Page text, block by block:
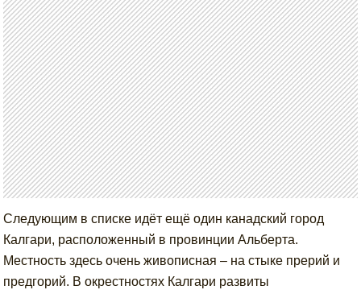
Следующим в списке идёт ещё один канадский город
Калгари, расположенный в провинции Альберта.
Местность здесь очень живописная – на стыке прерий и
предгорий. В окрестностях Калгари развиты